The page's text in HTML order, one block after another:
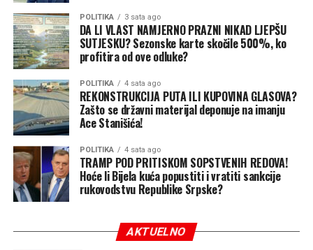
POLITIKA 3 sata ago
DA LI VLAST NAMJERNO PRAZNI NIKAD LJEPŠU
SUTJESKU? Sezonske karte skočile 500%, ko
profitira od ove odluke?
POLITIKA 4 sata ago
REKONSTRUKCIJA PUTA ILI KUPOVINA GLASOVA?
Zašto se državni materijal deponuje na imanju
Ace Stanišića!
POLITIKA 4 sata ago
TRAMP POD PRITISKOM SOPSTVENIH REDOVA!
Hoće li Bijela kuća popustiti i vratiti sankcije
rukovodstvu Republike Srpske?
AKTUELNO